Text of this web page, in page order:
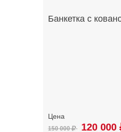
Банкетка с
150 000 120 000